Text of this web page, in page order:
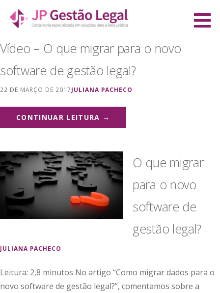
direto
o
Vídeo – O que migrar para o novo
software de gestão legal?
22 DE MARÇO DE 2017JULIANA PACHECO
CONTINUAR LEITURA →
O que migrar
para o novo
software de
gestão legal?
JULIANA PACHECO
Leitura: 2,8 minutos No artigo “Como migrar dados para o
novo software de gestão legal?”, comentamos sobre a